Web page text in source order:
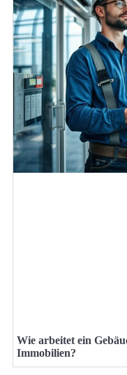
Wie arbeitet ein
Immobilien?